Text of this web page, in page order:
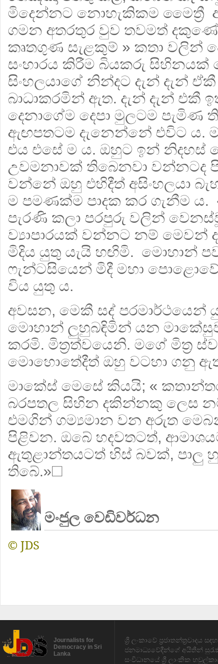
මිදෙන්නට නොහැකිකම මෛත්‍රී
ගමන අතරතුර වුව තවමත්
කෘතගුණ සැළකුම් » කතා වලින්
සංහාරය කිරීම බියකරු
සිංහලයාගේ නින්දට දැන් දැන් ඒකී
බාධාකරමින් ඇත. දැන් දැන් එකී
දෙනාගේම දෙපා මුලටම පැමිණ
ඇඟපතටම දැනෙන්නේ එවිට ය.
එය එසේ ම ය. ඔහුට ඉන් නිදහස්
උවමනාවක් තිබෙනවා වන්නටද
වන්නේ ඔහු එහිදීත් අසිංහලයා
ම පමණක්ම පාදක කර ගැනීම ය.
පැරණි කලා පරපුරු වලින්
ව්‍යාපාරයක් වන්නට නම් මෙවන්
මිදිය යුතු යැයි හඟිමි. මොහාන්
ෆැන්ටසියෙන් මිදී මහා
විය යුතු ය.
අවසන, මෙකී සද් පරමාර්ථයෙන්
මොහාන් ලුහුබඳිමින් යන
කරමි. මිත්‍රත්වයෙනි. මගේ මිත්‍ර
මොහොතේදීත් ඔහු වටහා ගනු
මාකේස් මෙසේ කියයි; «
බරපතල සිහින දකින්නකු ලෙස
එමගින් ගම්‍යමාන වන අරුත
පිළිවන. ඔබේ හදවතටත්,
ඇතුළාන්තයටත් හිස් බවක්, පාලු
තිබේ.»☐
මංජුල වෙඩිවර්ධන
© JDS
Journalists for
Democracy in Sri
Lanka
ශ්‍රී ලංකාවේ ප්‍රජාතන්ත්‍රවාදය
ජනමාධ්‍යවේදීන්ගේ අයිතීන්
සංවිධානයේ ශ්‍රී ලාංකික